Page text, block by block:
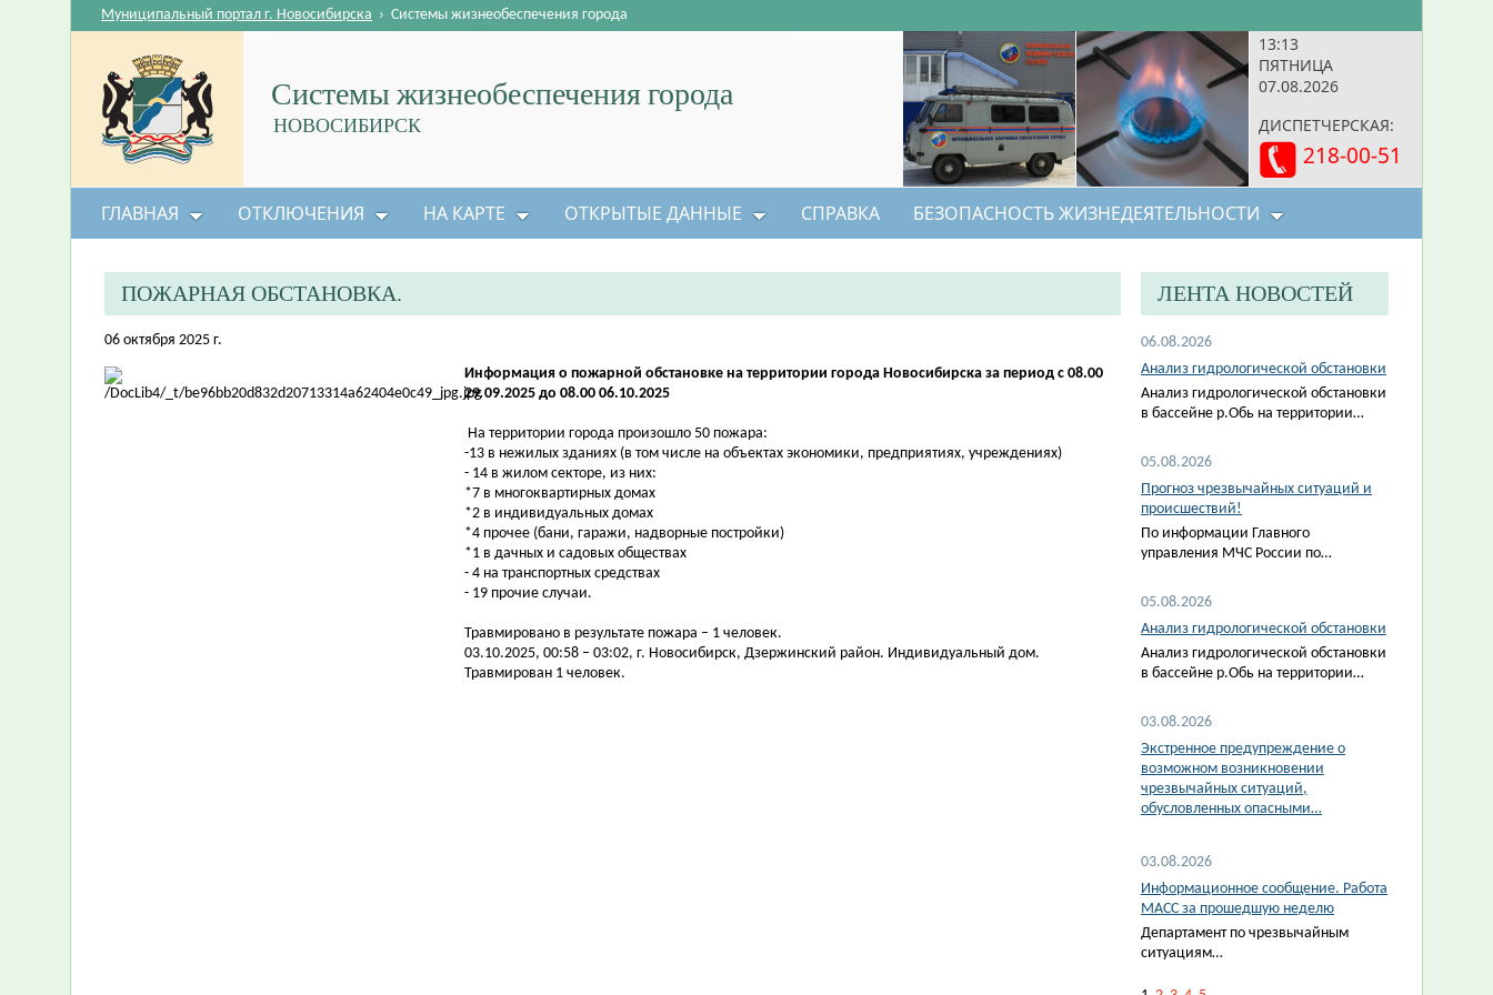
13:13
ПЯТНИЦА
07.08.2026
ДИСПЕТЧЕРСКАЯ:
218-00-51
Системы жизнеобеспечения города
НОВОСИБИРСК
Муниципальный портал г. Новосибирска › Системы жизнеобеспечения города
ГЛАВНАЯ ОТКЛЮЧЕНИЯ НА КАРТЕ ОТКРЫТЫЕ ДАННЫЕ СПРАВКА БЕЗОПАСНОСТЬ ЖИЗНЕДЕЯТЕЛЬНОСТИ
ПОЖАРНАЯ ОБСТАНОВКА.
06 октября 2025 г.
Информация о пожарной обстановке на территории города Новосибирска за период с 08.00
29.09.2025 до 08.00 06.10.2025
На территории города произошло 50 пожара:
-13 в нежилых зданиях (в том числе на объектах экономики, предприятиях, учреждениях)
- 14 в жилом секторе, из них:
*7 в многоквартирных домах
*2 в индивидуальных домах
*4 прочее (бани, гаражи, надворные постройки)
*1 в дачных и садовых обществах
- 4 на транспортных средствах
- 19 прочие случаи.
Травмировано в результате пожара – 1 человек.
03.10.2025, 00:58 – 03:02, г. Новосибирск, Дзержинский район. Индивидуальный дом.
Травмирован 1 человек.
ЛЕНТА НОВОСТЕЙ
06.08.2026
Анализ гидрологической обстановки
Анализ гидрологической обстановки
в бассейне р.Обь на территории…
05.08.2026
Прогноз чрезвычайных ситуаций и
происшествий!
По информации Главного
управления МЧС России по…
05.08.2026
Анализ гидрологической обстановки
Анализ гидрологической обстановки
в бассейне р.Обь на территории…
03.08.2026
Экстренное предупреждение о
возможном возникновении
чрезвычайных ситуаций,
обусловленных опасными…
03.08.2026
Информационное сообщение. Работа
МАСС за прошедшую неделю
Департамент по чрезвычайным
ситуациям…